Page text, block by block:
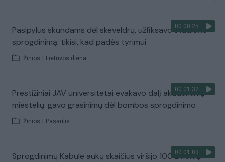
00:00:25
Pasipylus skundams dėl skeveldrų, užfiksavo stadiono
sprogdinimą: tikisi, kad padės tyrimui
Žinios Lietuvos diena
00:01:32
Prestižiniai JAV universitetai evakavo dalį akademinių
miestelių: gavo grasinimų dėl bombos sprogdinimo
Žinios Pasaulis
00:01:03
Sprogdinimų Kabule aukų skaičius viršijo 100 žmonių: